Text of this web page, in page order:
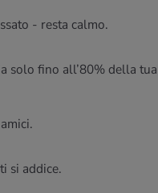
- resta calmo.
solo fino all’80% della tua
si addice.